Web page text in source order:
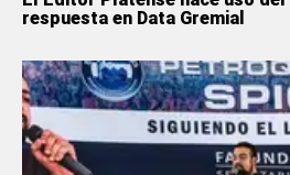
respuesta en Data Gremial